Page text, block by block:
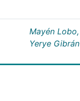
Mayén Lobo,
Yerye Gibrán